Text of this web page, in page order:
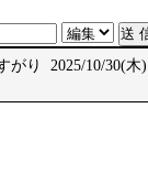
がり 2025/10/30(木)